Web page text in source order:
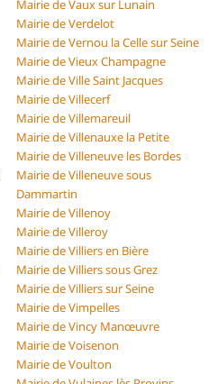
Mairie de Vaux sur Lunain
Mairie de Verdelot
Mairie de Vernou la Celle sur Seine
Mairie de Vieux Champagne
Mairie de Ville Saint Jacques
Mairie de Villecerf
Mairie de Villemareuil
Mairie de Villenauxe la Petite
Mairie de Villeneuve les Bordes
Mairie de Villeneuve sous
Dammartin
Mairie de Villenoy
Mairie de Villeroy
Mairie de Villiers en Bière
Mairie de Villiers sous Grez
Mairie de Villiers sur Seine
Mairie de Vimpelles
Mairie de Vincy Manœuvre
Mairie de Voisenon
Mairie de Voulton